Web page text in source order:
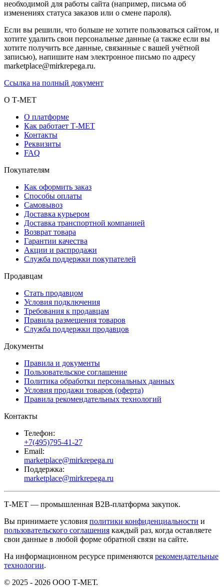
необходимой для работы сайта (например, письма об
изменениях статуса заказов или о смене пароля).
Если вы решили, что больше не хотите пользоваться сайтом, и
хотите удалить свои персональные данные (а также если вы
хотите получить все данные, связанные с вашей учётной
записью), напишите нам электронное письмо по адресу
marketplace@mirkrepega.ru.
Ссылка на полный документ
О Т-МЕТ
О платформе
Как работает Т-МЕТ
Контакты
Реквизиты
FAQ
Покупателям
Как оформить заказ
Способы оплаты
Самовывоз
Доставка курьером
Доставка транспортной компанией
Возврат товара
Гарантии качества
Акции и распродажи
Служба поддержки покупателей
Продавцам
Стать продавцом
Условия подключения
Требования к продавцам
Правила размещения товаров
Служба поддержки продавцов
Документы
Правила и документы
Пользовательское соглашение
Политика обработки персональных данных
Условия продажи товаров (оферта)
Правила рекомендательных технологий
Контакты
Телефон:
+7(495)795-41-27
Email:
marketplace@mirkrepega.ru
Поддержка:
marketplace@mirkrepega.ru
Т-МЕТ — промышленная B2B-платформа закупок.
Вы принимаете условия политики конфиденциальности и
пользовательского соглашения каждый раз, когда оставляете
свои данные в любой форме обратной связи на сайте.
На информационном ресурсе применяются рекомендательные
технологии.
© 2025 - 2026 ООО Т-МЕТ.